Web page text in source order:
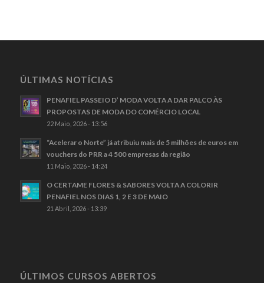
ÚLTIMAS NOTÍCIAS
PENAFIEL PASSEIO D’ MODA VOLTA A DAR PALCO ÀS
PROPOSTAS DE MODA DO COMÉRCIO LOCAL
22 Maio, 2026 - 13:56
“Acelerar o Norte” já atribuiu mais de 5 milhões de euros em
vouchers do PRR a 4 500 empresas da região
11 Maio, 2026 - 14:24
O CERTAME FLORES & SABORES VOLTA A COLORIR
PENAFIEL NOS DIAS 1, 2 E 3 DE MAIO
21 Abril, 2026 - 13:39
ÚLTIMOS CURSOS ABERTOS